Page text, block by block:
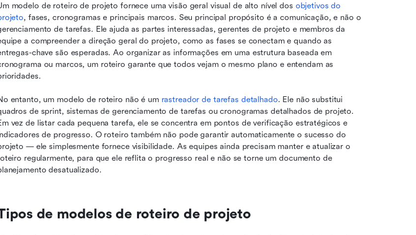
modelo de roteiro de projeto fornece uma visão geral visual de alto nível dos objetivos do
, fases, cronogramas e principais marcos. Seu principal propósito é a comunicação, e não o
de tarefas. Ele ajuda as partes interessadas, gerentes de projeto e membros da
a compreender a direção geral do projeto, como as fases se conectam e quando as
chave são esperadas. Ao organizar as informações em uma estrutura baseada em
ou marcos, um roteiro garante que todos vejam o mesmo plano e entendam as
entanto, um modelo de roteiro não é um rastreador de tarefas detalhado. Ele não substitui
de sprint, sistemas de gerenciamento de tarefas ou cronogramas detalhados de projeto.
vez de listar cada pequena tarefa, ele se concentra em pontos de verificação estratégicos e
de progresso. O roteiro também não pode garantir automaticamente o sucesso do
— ele simplesmente fornece visibilidade. As equipes ainda precisam manter e atualizar o
regularmente, para que ele reflita o progresso real e não se torne um documento de
desatualizado.
de modelos de roteiro de projeto